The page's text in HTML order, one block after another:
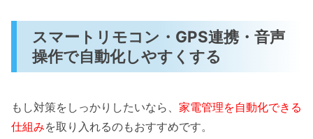
スマートリモコン・GPS連携・音声
操作で自動化しやすくする
もし対策をしっかりしたいなら、 家電管理を自動化できる
仕組みを取り入れるのもおすすめです。